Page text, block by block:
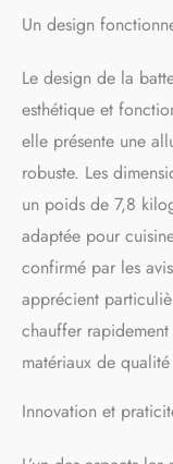
Un design
Le design de la
esthétique et
elle présente une
robuste. Les
un poids de 7,8
adaptée pour
confirmé par les
apprécient
chauffer
matériaux de
Innovation et